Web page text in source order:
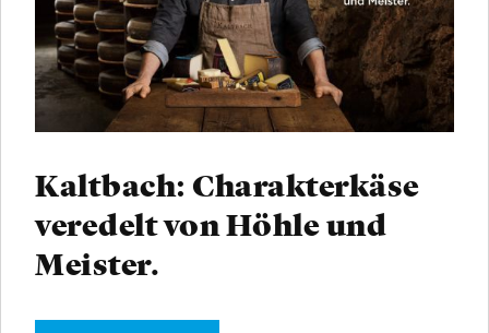
Kaltbach: Charakterkäse
veredelt von Höhle und
Meister.